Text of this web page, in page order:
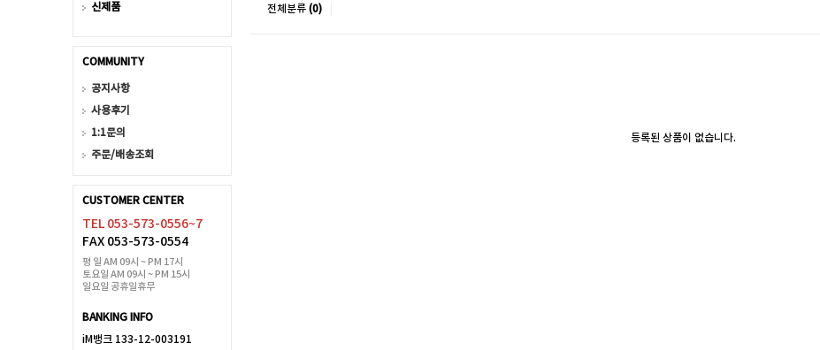
신제품
COMMUNITY
공지사항
사용후기
1:1문의
주문/배송조회
CUSTOMER CENTER
TEL 053-573-0556~7
FAX 053-573-0554
평 일 AM 09시 ~ PM 17시
토요일 AM 09시 ~ PM 15시
일요일 공휴일휴무
BANKING INFO
iM뱅크 133-12-003191
전체분류 (0)
등록된 상품이 없습니다.